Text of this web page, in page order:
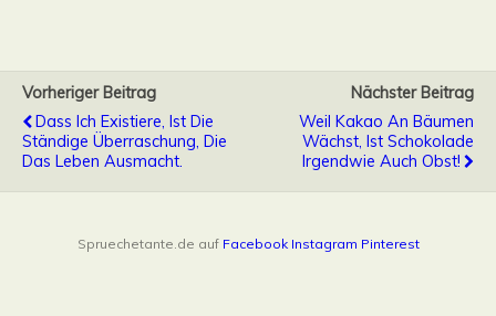
Vorheriger Beitrag
Dass Ich Existiere, Ist Die
Ständige Überraschung, Die
Das Leben Ausmacht.
Nächster Beitrag
Weil Kakao An Bäumen
Wächst, Ist Schokolade
Irgendwie Auch Obst!
Spruechetante.de auf Facebook Instagram Pinterest